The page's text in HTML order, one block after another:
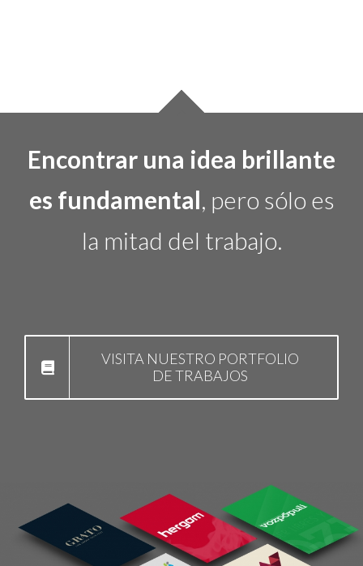
Encontrar una idea brillante
es fundamental, pero sólo es
la mitad del trabajo.
VISITA NUESTRO PORTFOLIO
DE TRABAJOS